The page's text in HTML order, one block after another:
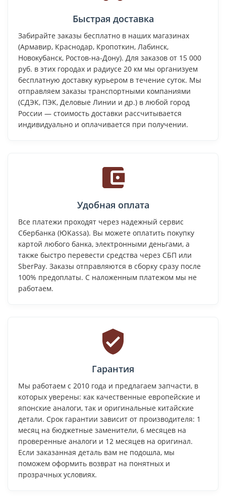
Быстрая доставка
Забирайте заказы бесплатно в наших магазинах
(Армавир, Краснодар, Кропоткин, Лабинск,
Новокубанск, Ростов-на-Дону). Для заказов от 15 000
руб. в этих городах и радиусе 20 км мы организуем
бесплатную доставку курьером в течение суток. Мы
отправляем заказы транспортными компаниями
(СДЭК, ПЭК, Деловые Линии и др.) в любой город
России — стоимость доставки рассчитывается
индивидуально и оплачивается при получении.
Удобная оплата
Все платежи проходят через надежный сервис
Сбербанка (ЮKassa). Вы можете оплатить покупку
картой любого банка, электронными деньгами, а
также быстро перевести средства через СБП или
SberPay. Заказы отправляются в сборку сразу после
100% предоплаты. С наложенным платежом мы не
работаем.
Гарантия
Мы работаем с 2010 года и предлагаем запчасти, в
которых уверены: как качественные европейские и
японские аналоги, так и оригинальные китайские
детали. Срок гарантии зависит от производителя: 1
месяц на бюджетные заменители, 6 месяцев на
проверенные аналоги и 12 месяцев на оригинал.
Если заказанная деталь вам не подошла, мы
поможем оформить возврат на понятных и
прозрачных условиях.